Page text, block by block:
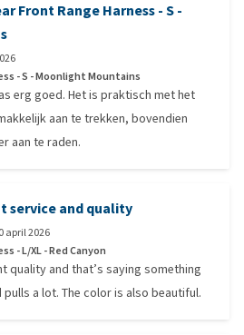
Front Range Harness - S -
- S - Moonlight Mountains
erg goed. Het is praktisch met het
aan te trekken, bovendien
aan te raden.
service and quality
april 2026
- L/XL - Red Canyon
quality and that’s saying something
a lot. The color is also beautiful.